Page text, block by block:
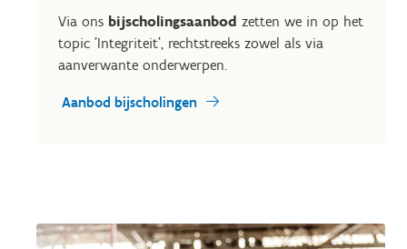
Via ons bijscholingsaanbod zetten we in op het
topic 'Integriteit', rechtstreeks zowel als via
aanverwante onderwerpen.
Aanbod bijscholingen